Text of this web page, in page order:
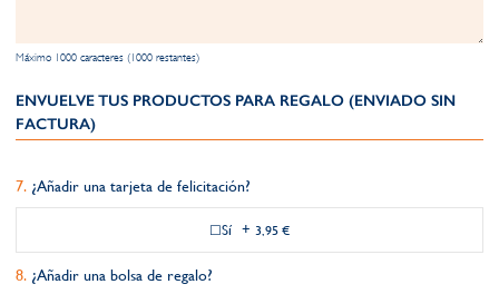
Máximo 1000 caracteres (1000 restantes)
ENVUELVE TUS PRODUCTOS PARA REGALO (ENVIADO SIN
FACTURA)
¿Añadir una tarjeta de felicitación?
Sí + 3,95 €
¿Añadir una bolsa de regalo?